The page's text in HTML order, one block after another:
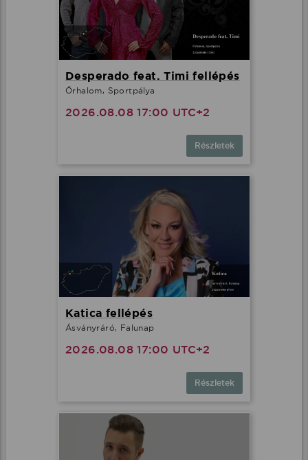
Desperado feat. Timi fellépés
Őrhalom, Sportpálya
2026.08.08 17:00 UTC+2
Részletek
Katica fellépés
Ásványráró, Falunap
2026.08.08 17:00 UTC+2
Részletek